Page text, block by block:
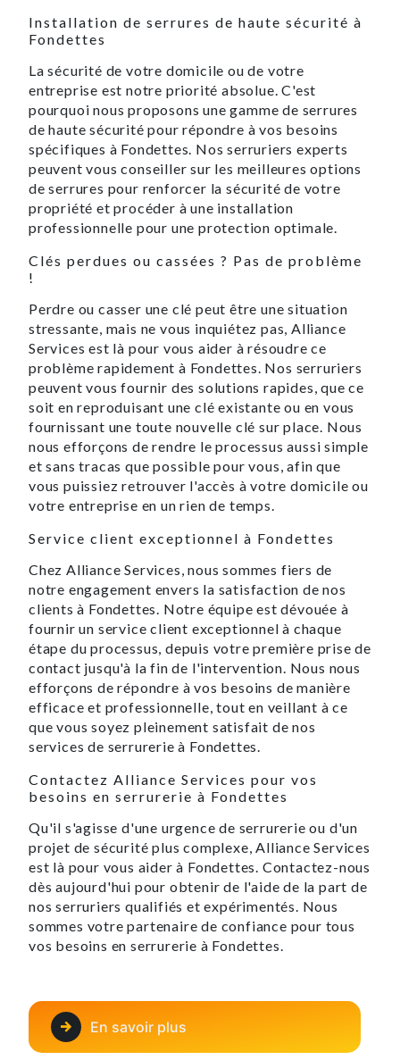
Installation de serrures de haute sécurité à
Fondettes
La sécurité de votre domicile ou de votre
entreprise est notre priorité absolue. C'est
pourquoi nous proposons une gamme de serrures
de haute sécurité pour répondre à vos besoins
spécifiques à Fondettes. Nos serruriers experts
peuvent vous conseiller sur les meilleures options
de serrures pour renforcer la sécurité de votre
propriété et procéder à une installation
professionnelle pour une protection optimale.
Clés perdues ou cassées ? Pas de problème
!
Perdre ou casser une clé peut être une situation
stressante, mais ne vous inquiétez pas, Alliance
Services est là pour vous aider à résoudre ce
problème rapidement à Fondettes. Nos serruriers
peuvent vous fournir des solutions rapides, que ce
soit en reproduisant une clé existante ou en vous
fournissant une toute nouvelle clé sur place. Nous
nous efforçons de rendre le processus aussi simple
et sans tracas que possible pour vous, afin que
vous puissiez retrouver l'accès à votre domicile ou
votre entreprise en un rien de temps.
Service client exceptionnel à Fondettes
Chez Alliance Services, nous sommes fiers de
notre engagement envers la satisfaction de nos
clients à Fondettes. Notre équipe est dévouée à
fournir un service client exceptionnel à chaque
étape du processus, depuis votre première prise de
contact jusqu'à la fin de l'intervention. Nous nous
efforçons de répondre à vos besoins de manière
efficace et professionnelle, tout en veillant à ce
que vous soyez pleinement satisfait de nos
services de serrurerie à Fondettes.
Contactez Alliance Services pour vos
besoins en serrurerie à Fondettes
Qu'il s'agisse d'une urgence de serrurerie ou d'un
projet de sécurité plus complexe, Alliance Services
est là pour vous aider à Fondettes. Contactez-nous
dès aujourd'hui pour obtenir de l'aide de la part de
nos serruriers qualifiés et expérimentés. Nous
sommes votre partenaire de confiance pour tous
vos besoins en serrurerie à Fondettes.
En savoir plus